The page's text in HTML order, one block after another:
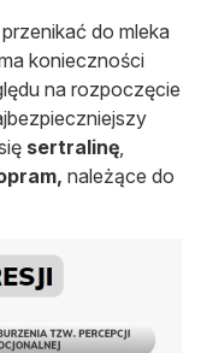
do mleka
konieczności
na rozpoczęcie
sertralinę,
należące do